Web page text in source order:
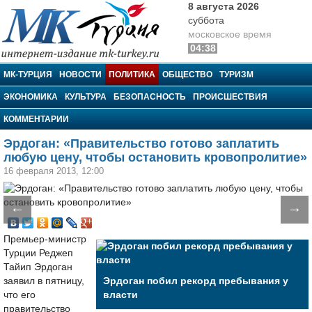
МК-Турция
8 августа 2026
суббота
московское время
04:38
МК-ТУРЦИЯ НОВОСТИ ПОЛИТИКА ОБЩЕСТВО ТУРИЗМ
ЭКОНОМИКА КУЛЬТУРА БЕЗОПАСНОСТЬ ПРОИСШЕСТВИЯ
КОММЕНТАРИИ
Эрдоган: «Правительство готово заплатить
любую цену, чтобы остановить кровопролитие»
16 февраля 2013, 12:00
← →
Эрдоган побил рекорд пребывания у
власти
Премьер-министр
Турции Реджеп
Тайип Эрдоган
заявил в пятницу,
что его
правительство